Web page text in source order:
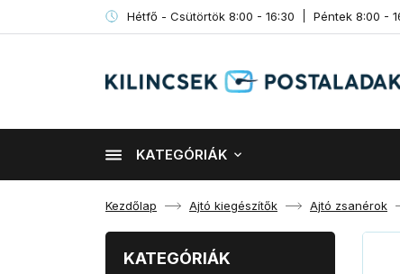
Hétfő - Csütörtök 8:00 - 16:30 Péntek 8:00 -
KATEGÓRIÁK
Kezdőlap Ajtó kiegészítők Ajtó zsanérok
KATEGÓRIÁK